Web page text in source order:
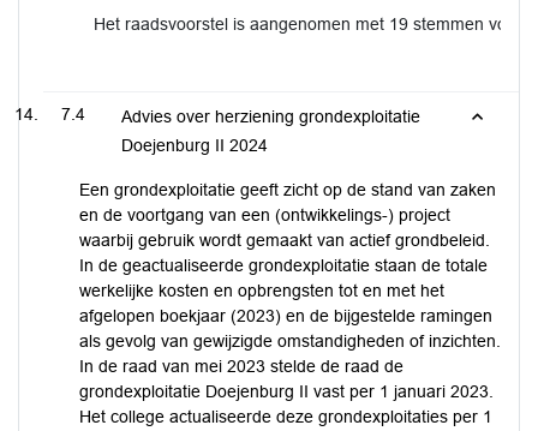
Het raadsvoorstel is aangenomen met 19 stemmen voor
7.4
Advies over herziening grondexploitatie
Doejenburg II 2024
Een grondexploitatie geeft zicht op de stand van zaken
en de voortgang van een (ontwikkelings-) project
waarbij gebruik wordt gemaakt van actief grondbeleid.
In de geactualiseerde grondexploitatie staan de totale
werkelijke kosten en opbrengsten tot en met het
afgelopen boekjaar (2023) en de bijgestelde ramingen
als gevolg van gewijzigde omstandigheden of inzichten.
In de raad van mei 2023 stelde de raad de
grondexploitatie Doejenburg II vast per 1 januari 2023.
Het college actualiseerde deze grondexploitaties per 1